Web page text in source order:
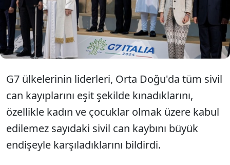
bildirisi yayınlandı.
G7 ülkelerinin liderleri, Orta Doğu'da tüm sivil
can kayıplarını eşit şekilde kınadıklarını,
özellikle kadın ve çocuklar olmak üzere kabul
edilemez sayıdaki sivil can kaybını büyük
endişeyle karşıladıklarını bildirdi.